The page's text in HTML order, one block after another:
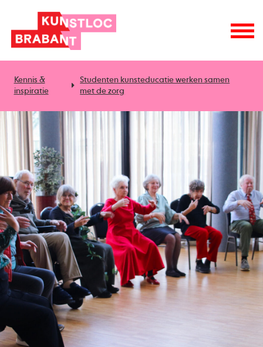
Kennis &
inspiratie
Studenten kunsteducatie werken samen
met de zorg